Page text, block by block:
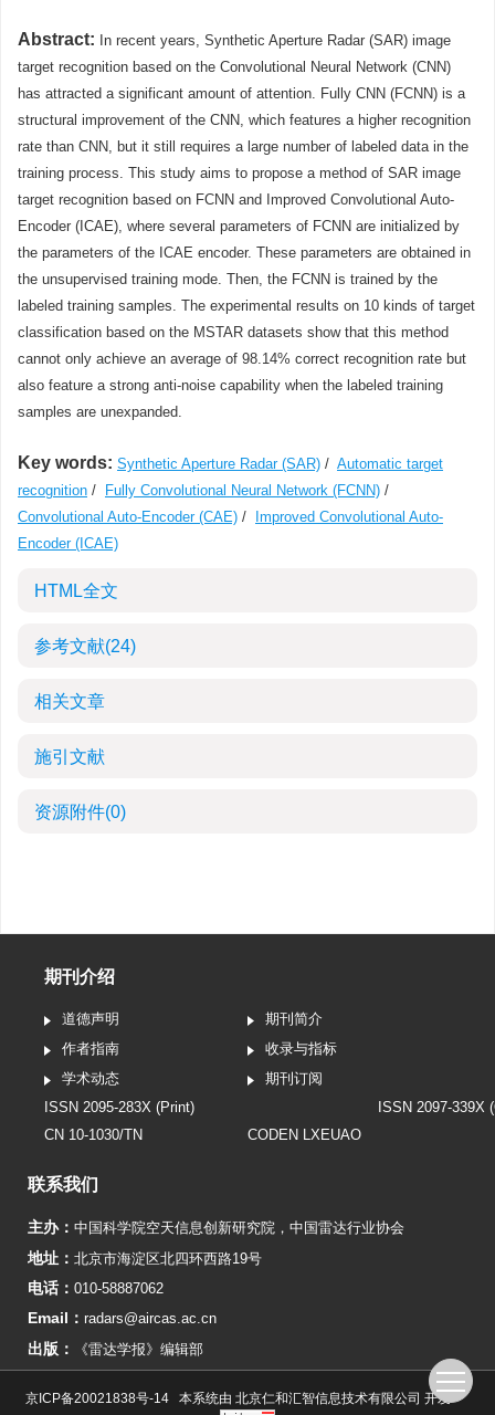
Abstract: In recent years, Synthetic Aperture Radar (SAR) image
target recognition based on the Convolutional Neural Network (CNN)
has attracted a significant amount of attention. Fully CNN (FCNN) is a
structural improvement of the CNN, which features a higher recognition
rate than CNN, but it still requires a large number of labeled data in the
training process. This study aims to propose a method of SAR image
target recognition based on FCNN and Improved Convolutional Auto-
Encoder (ICAE), where several parameters of FCNN are initialized by
the parameters of the ICAE encoder. These parameters are obtained in
the unsupervised training mode. Then, the FCNN is trained by the
labeled training samples. The experimental results on 10 kinds of target
classification based on the MSTAR datasets show that this method
cannot only achieve an average of 98.14% correct recognition rate but
also feature a strong anti-noise capability when the labeled training
samples are unexpanded.
Key words: Synthetic Aperture Radar (SAR) / Automatic target
recognition / Fully Convolutional Neural Network (FCNN) /
Convolutional Auto-Encoder (CAE) /
Improved Convolutional Auto-
Encoder (ICAE)
HTML全文
参考文献(24)
相关文章
施引文献
资源附件(0)
期刊介绍
道德声明
期刊简介
作者指南
收录与指标
学术动态
期刊订阅
ISSN 2095-283X (Print)
ISSN 2097-339X
CN 10-1030/TN
CODEN LXEUAO
联系我们
主办： 中国科学院空天信息创新研究院 ， 中国雷达行业协会
地址： 北京市海淀区北四环西路19号
电话： 010-58887062
Email： radars@aircas.ac.cn
出版： 《雷达学报》编辑部
京ICP备20021838号-14 本系统由 北京仁和汇智信息技术有限公司 开发